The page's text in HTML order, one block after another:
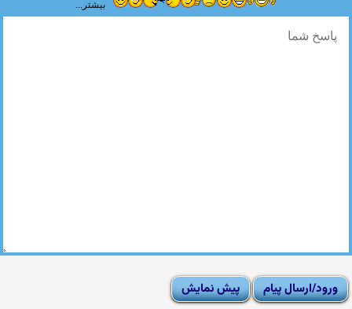
بیشتر...